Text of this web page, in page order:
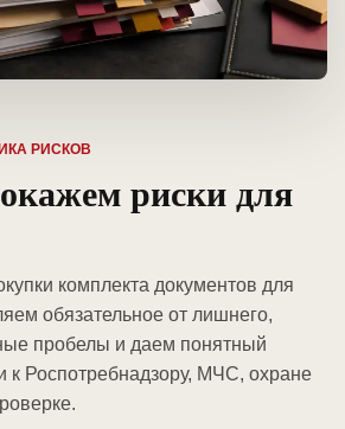
РИСКОВ
риски для
комплекта документов для
обязательное от лишнего,
пробелы и даем понятный
к Роспотребнадзору, МЧС, охране